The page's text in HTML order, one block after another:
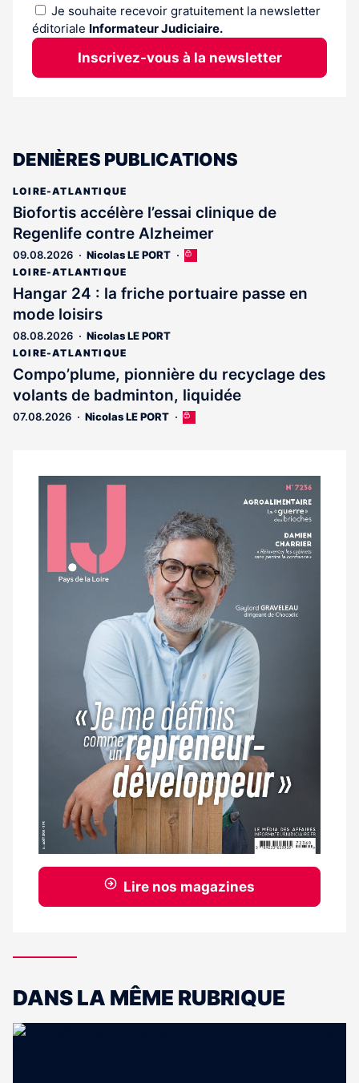
Je souhaite recevoir gratuitement la newsletter
éditoriale Informateur Judiciaire.
Inscrivez-vous à la newsletter
DENIÈRES PUBLICATIONS
LOIRE-ATLANTIQUE
Biofortis accélère l’essai clinique de
Regenlife contre Alzheimer
09.08.2026 Nicolas LE PORT
Cet
est
réservé
LOIRE-ATLANTIQUE
Hangar 24 : la friche portuaire passe en
mode loisirs
08.08.2026 Nicolas LE PORT
LOIRE-ATLANTIQUE
Compo’plume, pionnière du recyclage des
volants de badminton, liquidée
07.08.2026 Nicolas LE PORT
Cet
aux
Notre
magazine
Lire nos magazines
DANS LA MÊME RUBRIQUE